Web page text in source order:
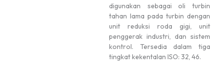
digunakan sebagai oli turbin
tahan lama pada turbin dengan
unit reduksi roda gigi, unit
penggerak industri, dan sistem
kontrol. Tersedia dalam tiga
tingkat kekentalan ISO: 32, 46.